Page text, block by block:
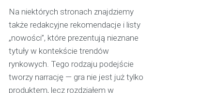
Na niektórych stronach znajdziemy
także redakcyjne rekomendacje i listy
„nowości”, które prezentują nieznane
tytuły w kontekście trendów
rynkowych. Tego rodzaju podejście
tworzy narrację — gra nie jest już tylko
produktem, lecz rozdziałem w